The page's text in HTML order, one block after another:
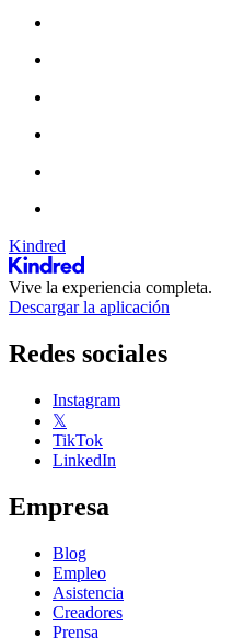
Kindred
Vive la experiencia completa.
Descargar la aplicación
Redes sociales
Instagram
𝕏
TikTok
LinkedIn
Empresa
Blog
Empleo
Asistencia
Creadores
Prensa